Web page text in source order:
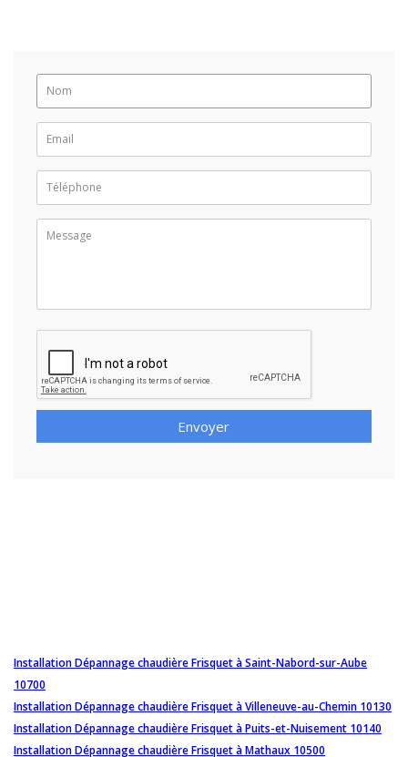
Envoyer
Installation Dépannage chaudière Frisquet à Saint-Nabord-sur-Aube
10700
Installation Dépannage chaudière Frisquet à Villeneuve-au-Chemin 10130
Installation Dépannage chaudière Frisquet à Puits-et-Nuisement 10140
Installation Dépannage chaudière Frisquet à Mathaux 10500